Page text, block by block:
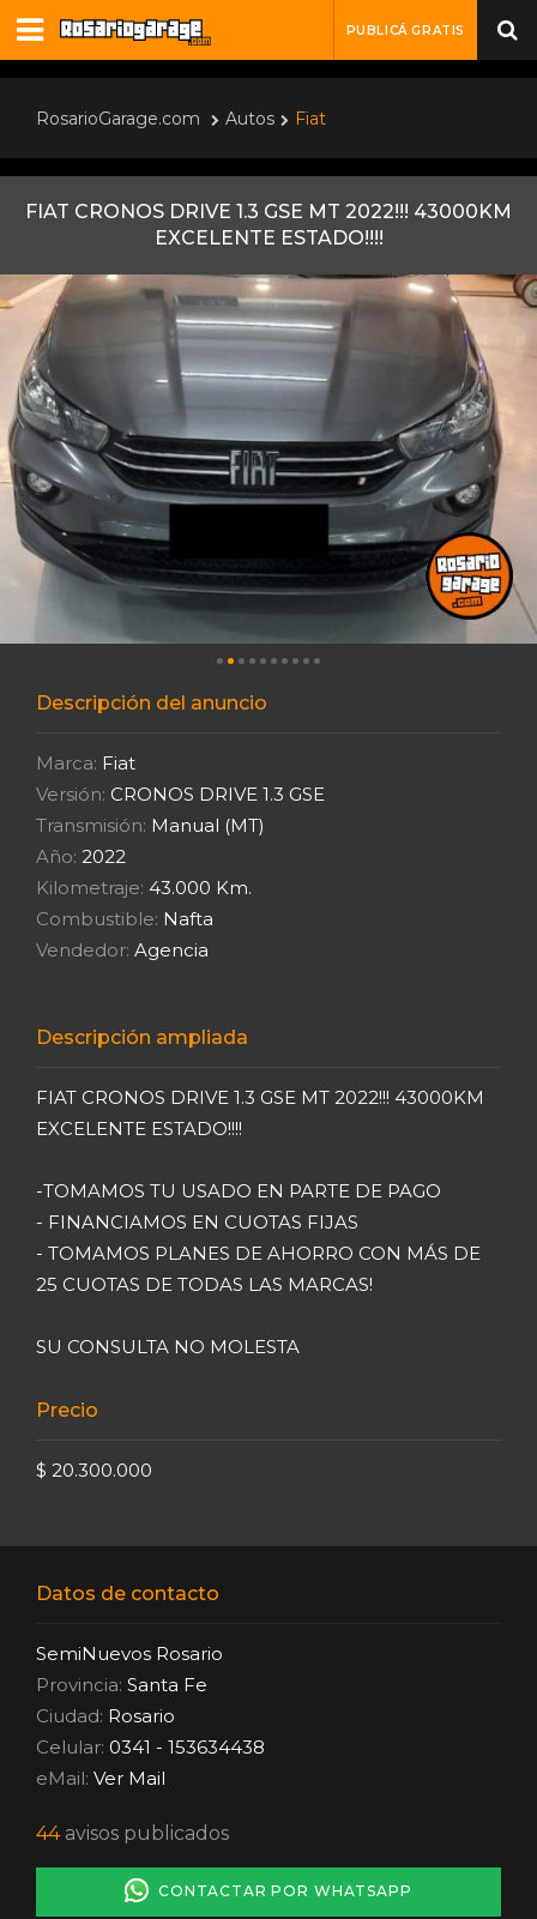
PUBLICÁ GRATIS
RosarioGarage.com Autos Fiat
FIAT CRONOS DRIVE 1.3 GSE MT 2022!!! 43000KM
EXCELENTE ESTADO!!!!
Descripción del anuncio
Marca: Fiat
Versión: CRONOS DRIVE 1.3 GSE
Transmisión: Manual (MT)
Año: 2022
Kilometraje: 43.000 Km.
Combustible: Nafta
Vendedor: Agencia
Descripción ampliada
FIAT CRONOS DRIVE 1.3 GSE MT 2022!!! 43000KM
EXCELENTE ESTADO!!!!
-TOMAMOS TU USADO EN PARTE DE PAGO
- FINANCIAMOS EN CUOTAS FIJAS
- TOMAMOS PLANES DE AHORRO CON MÁS DE
25 CUOTAS DE TODAS LAS MARCAS!
SU CONSULTA NO MOLESTA
Precio
$ 20.300.000
Datos de contacto
SemiNuevos Rosario
Provincia: Santa Fe
Ciudad: Rosario
Celular: 0341 - 153634438
eMail: Ver Mail
44avisos publicados
CONTACTAR POR WHATSAPP